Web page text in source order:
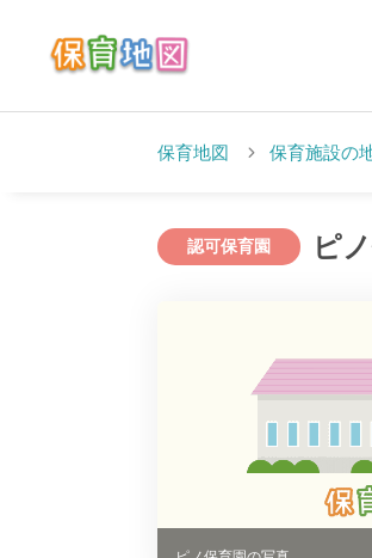
保育地図 保育施設の
認可保育園 ピ